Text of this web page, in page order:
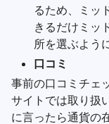
るため、ミッ
きるだけミッ
所を選ぶよう
口コミ
事前の口コミチェ
サイトでは取り扱
に言ったら通貨の